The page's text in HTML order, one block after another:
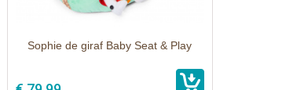
Sophie de giraf Baby Seat & Play